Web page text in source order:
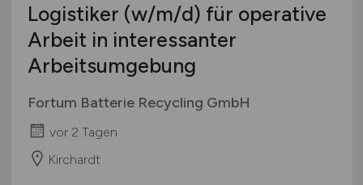
Logistiker (w/m/d) für operative
Arbeit in interessanter
Arbeitsumgebung
Fortum Batterie Recycling GmbH
vor 2 Tagen
Kirchardt